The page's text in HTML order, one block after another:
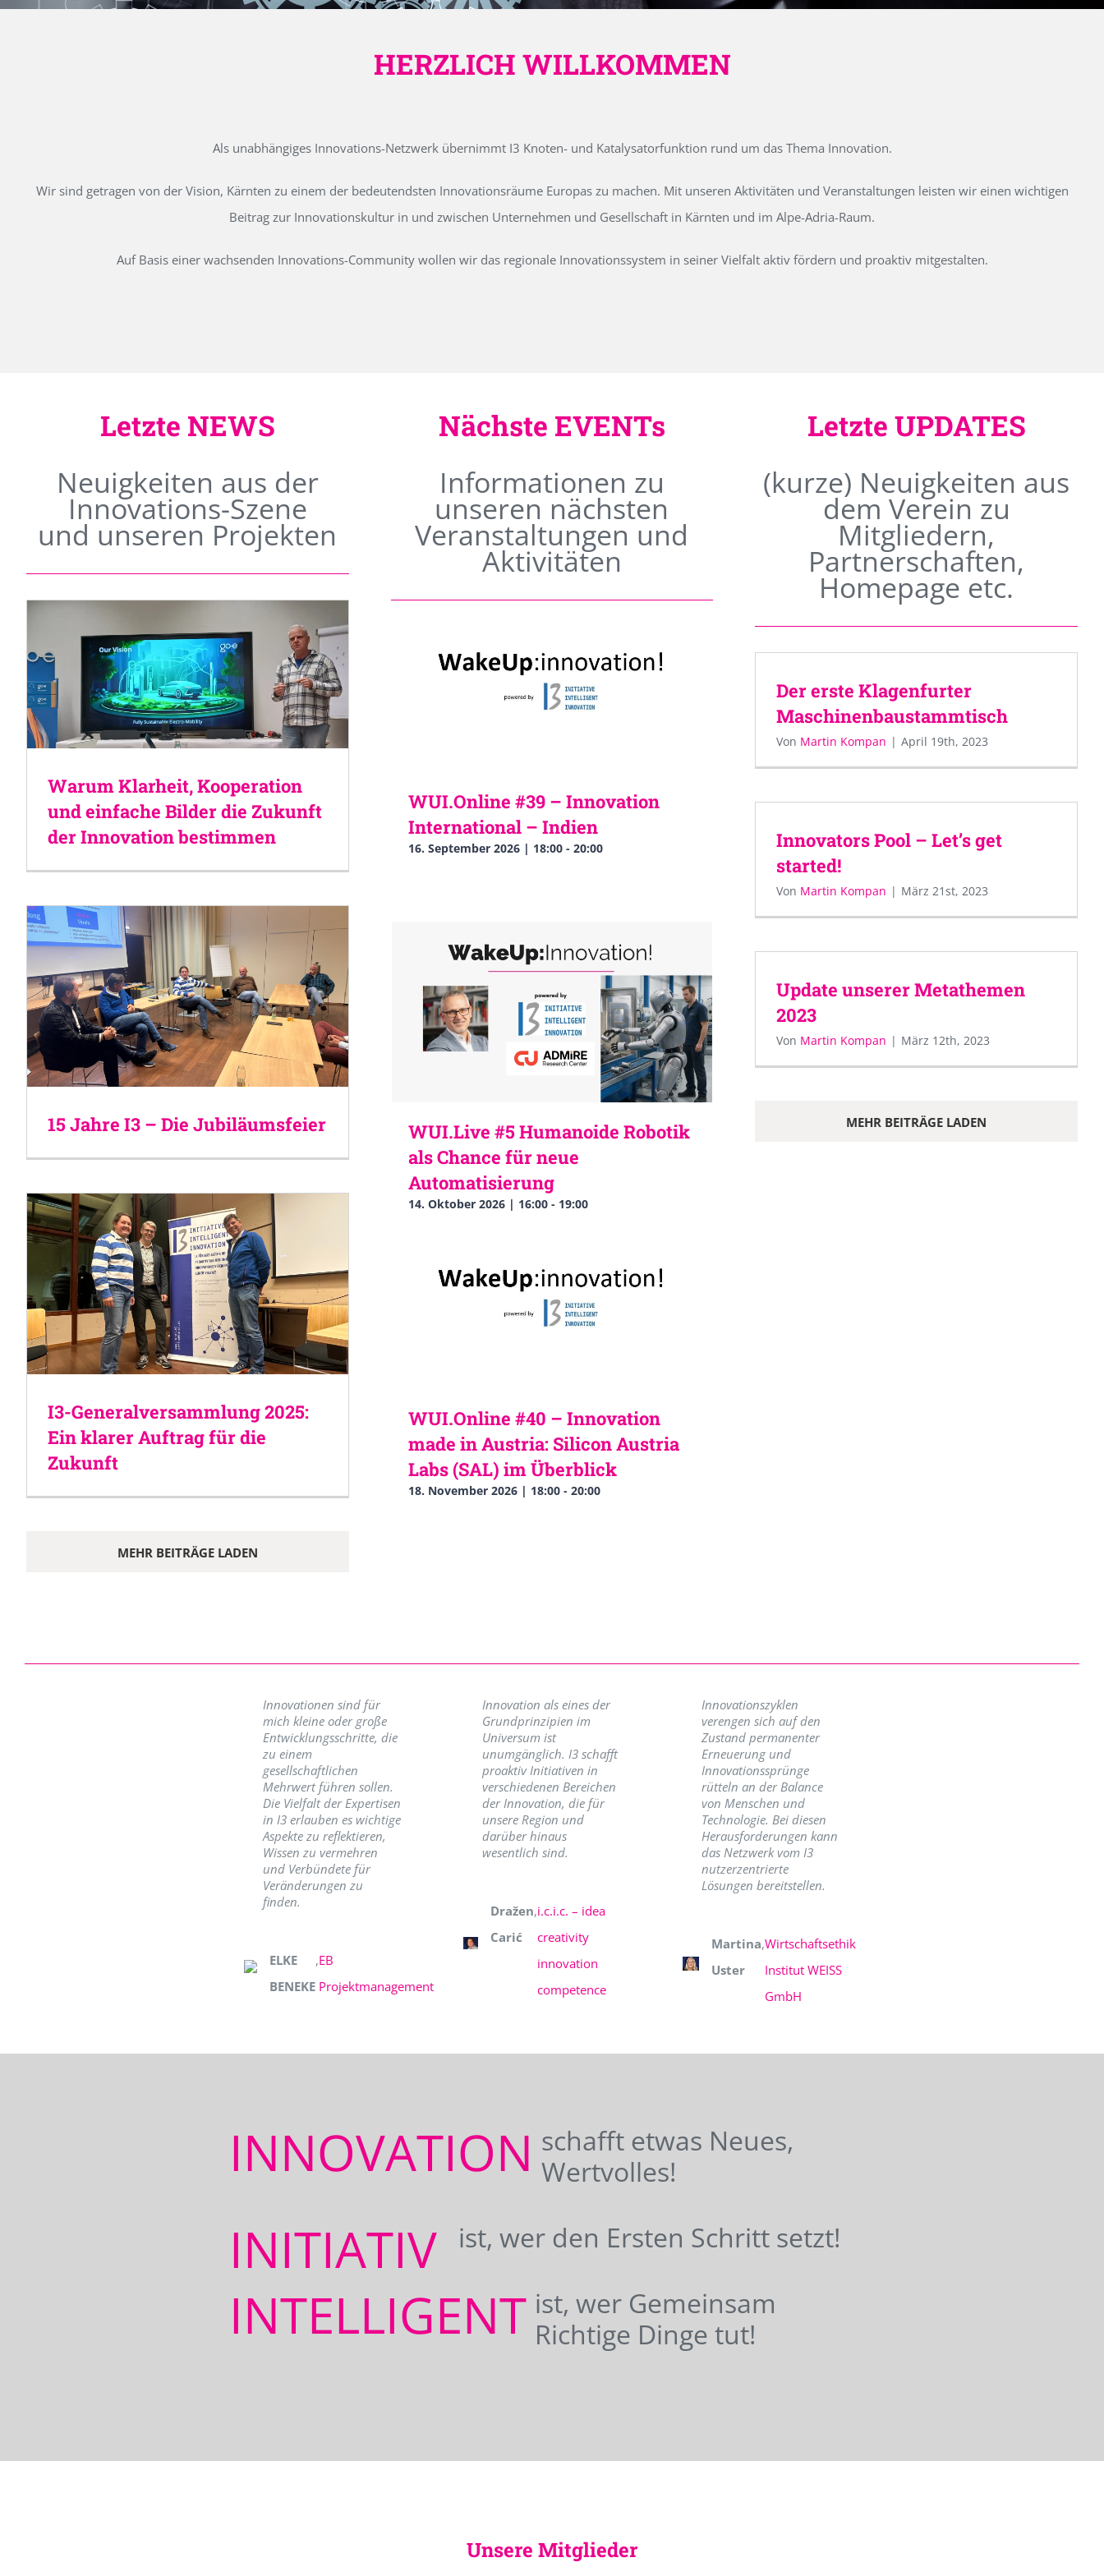
HERZLICH WILLKOMMEN
Als unabhängiges Innovations-Netzwerk übernimmt I3 Knoten- und Katalysatorfunktion rund um das Thema Innovation.
Wir sind getragen von der Vision, Kärnten zu einem der bedeutendsten Innovationsräume Europas zu machen. Mit unseren Aktivitäten und Veranstaltungen leisten wir einen wichtigen
Beitrag zur Innovationskultur in und zwischen Unternehmen und Gesellschaft in Kärnten und im Alpe-Adria-Raum.
Auf Basis einer wachsenden Innovations-Community wollen wir das regionale Innovationssystem in seiner Vielfalt aktiv fördern und proaktiv mitgestalten.
Letzte NEWS
Neuigkeiten aus der
Innovations-Szene
und unseren Projekten
Warum Klarheit, Kooperation
und einfache Bilder die Zukunft
der Innovation bestimmen
15 Jahre I3 – Die Jubiläumsfeier
I3-Generalversammlung 2025:
Ein klarer Auftrag für die
Zukunft
MEHR BEITRÄGE LADEN
Nächste EVENTs
Informationen zu
unseren nächsten
Veranstaltungen und
Aktivitäten
WUI.Online #39 – Innovation
International – Indien
16. September 2026 | 18:00- 20:00
WUI.Live #5 Humanoide Robotik
als Chance für neue
Automatisierung
14. Oktober 2026 | 16:00- 19:00
WUI.Online #40 – Innovation
made in Austria: Silicon Austria
Labs (SAL) im Überblick
18. November 2026 | 18:00- 20:00
Letzte UPDATES
(kurze) Neuigkeiten aus
dem Verein zu
Mitgliedern,
Partnerschaften,
Homepage etc.
Der erste Klagenfurter
Maschinenbaustammtisch
Von Martin Kompan | April 19th, 2023
Innovators Pool – Let’s get
started!
Von Martin Kompan | März 21st, 2023
Update unserer Metathemen
2023
Von Martin Kompan | März 12th, 2023
MEHR BEITRÄGE LADEN
Innovationen sind für
mich kleine oder große
Entwicklungsschritte, die
zu einem
gesellschaftlichen
Mehrwert führen sollen.
Die Vielfalt der Expertisen
in I3 erlauben es wichtige
Aspekte zu reflektieren,
Wissen zu vermehren
und Verbündete für
Veränderungen zu
finden.
ELKE
BENEKE
,EB
Projektmanagement
Innovation als eines der
Grundprinzipien im
Universum ist
unumgänglich. I3 schafft
proaktiv Initiativen in
verschiedenen Bereichen
der Innovation, die für
unsere Region und
darüber hinaus
wesentlich sind.
Dražen
Carić
,i.c.i.c. – idea
creativity
innovation
competence
Innovationszyklen
verengen sich auf den
Zustand permanenter
Erneuerung und
Innovationssprünge
rütteln an der Balance
von Menschen und
Technologie. Bei diesen
Herausforderungen kann
das Netzwerk vom I3
nutzerzentrierte
Lösungen bereitstellen.
Martina
Uster
,Wirtschaftsethik
Institut WEISS
GmbH
INNOVATION schafft etwas Neues,
Wertvolles!
INITIATIV ist, wer den Ersten Schritt setzt!
INTELLIGENT ist, wer Gemeinsam
Richtige Dinge tut!
Unsere Mitglieder